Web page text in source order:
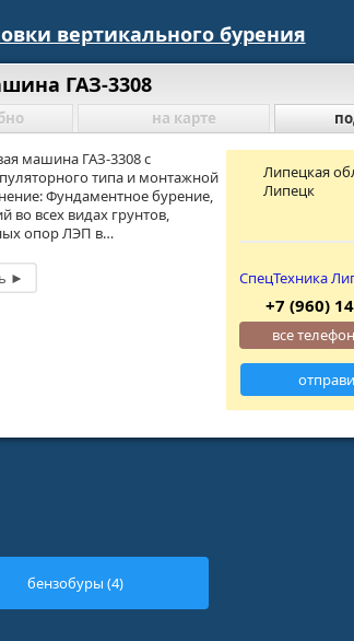
вертикального бурения
ГАЗ-3308
на карте
машина ГАЗ-3308 с
типа и монтажной
Фундаментное бурение,
во всех видах грунтов,
опор ЛЭП в…
Липецкая
Липецк
СпецТехника
+7 (960)
все
бензобуры (4)